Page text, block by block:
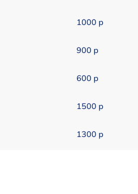
1000 р
900 р
600 р
1500 р
1300 р